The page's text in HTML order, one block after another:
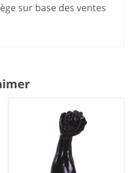
sur base des ventes